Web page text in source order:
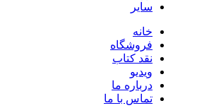
سایر
خانه
فروشگاه
نقد کتاب
ویدیو
درباره‌ ما
تماس با ما